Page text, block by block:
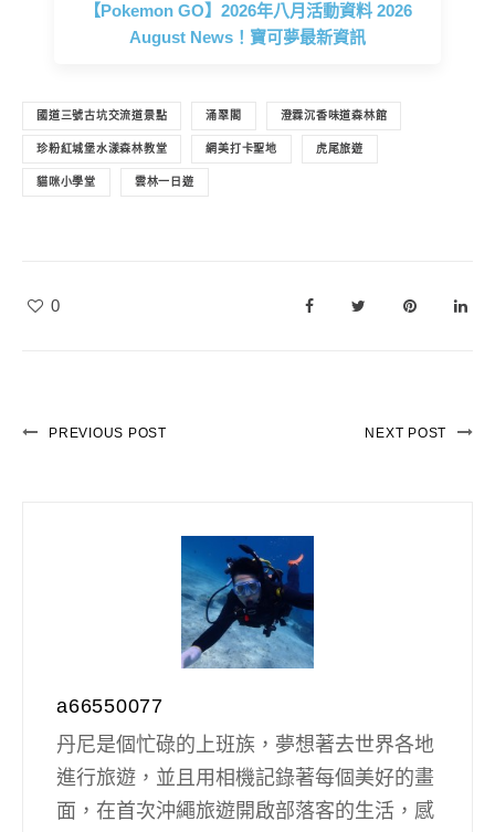
【Pokemon GO】2026年八月活動資料 2026
August News！寶可夢最新資訊
國道三號古坑交流道景點 涌翠閣 澄霖沉香味道森林館
珍粉紅城堡水漾森林教堂 網美打卡聖地 虎尾旅遊
貓咪小學堂 雲林一日遊
0
PREVIOUS POST NEXT POST
a66550077
丹尼是個忙碌的上班族，夢想著去世界各地
進行旅遊，並且用相機記錄著每個美好的畫
面，在首次沖繩旅遊開啟部落客的生活，感